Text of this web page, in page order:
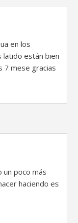
en los
latido están bien
7 mese gracias
un poco más
haciendo es